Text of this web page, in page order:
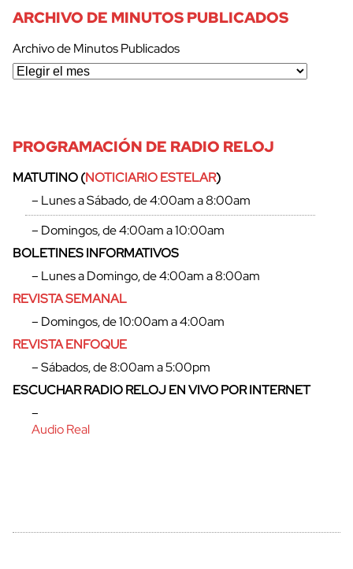
ARCHIVO DE MINUTOS PUBLICADOS
Archivo de Minutos Publicados
PROGRAMACIÓN DE RADIO RELOJ
MATUTINO (NOTICIARIO ESTELAR)
– Lunes a Sábado, de 4:00am a 8:00am
– Domingos, de 4:00am a 10:00am
BOLETINES INFORMATIVOS
– Lunes a Domingo, de 4:00am a 8:00am
REVISTA SEMANAL
– Domingos, de 10:00am a 4:00am
REVISTA ENFOQUE
– Sábados, de 8:00am a 5:00pm
ESCUCHAR RADIO RELOJ EN VIVO POR INTERNET
–
Audio Real